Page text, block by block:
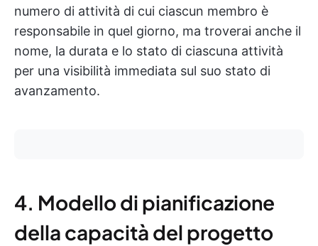
numero di attività di cui ciascun membro è
responsabile in quel giorno, ma troverai anche il
nome, la durata e lo stato di ciascuna attività
per una visibilità immediata sul suo stato di
avanzamento.
4. Modello di pianificazione
della capacità del progetto